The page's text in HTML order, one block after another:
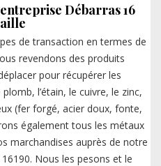
Débarras 16
de transaction en termes de
revendons des produits
pour récupérer les
l’étain, le cuivre, le zinc,
(fer forgé, acier doux, fonte,
également tous les métaux
marchandises auprès de notre
Nous les pesons et le